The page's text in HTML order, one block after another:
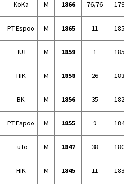
KoKa M 1866 76/76
PT Espoo M 1865 11
HUT M 1859 1
HIK M 1858 26
BK M 1856 35
PT Espoo M 1855 9
TuTo M 1847 38
HIK M 1845 11